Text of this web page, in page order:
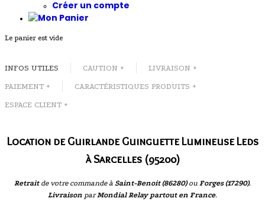
Créer un compte
Le panier est vide
INFOS UTILES CAUTION + LIVRAISON +
PAIEMENT + CARACTÉRISTIQUES PRODUITS +
ESPACE CLIENT +
Location de Guirlande Guinguette Lumineuse Leds
à Sarcelles (95200)
Retraitde votre commande à Saint-Benoit (86280)ou Forges (17290).
Livraison parMondial Relay partout en France.